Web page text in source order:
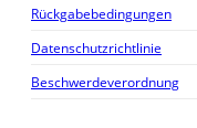
Rückgabebedingungen
Datenschutzrichtlinie
Beschwerdeverordnung